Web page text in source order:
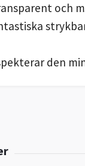
och
den